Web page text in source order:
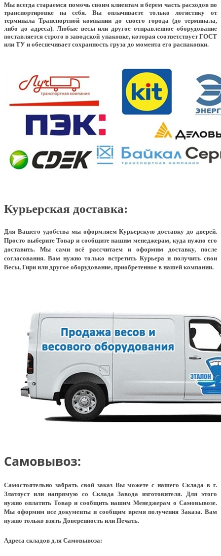
Мы всегда стараемся помочь своим клиентам и берем часть расходов по
транспортировке на себя. Вы оплачиваете только логистику от
терминала Транспортной компании до своего города (до терминала,
либо до адреса). Любые весы или другое отправленное оборудование
поставляется строго в заводской упаковке, которая соответствует ГОСТ
или ТУ и обеспечивает сохранность груза до момента его распаковки.
Курьерская доставка:
Для Вашего удобства мы оформляем Курьерскую доставку до дверей.
Просто выберите Товар и сообщите нашим менеджерам, куда нужно его
доставить. Мы сами всё рассчитаем и оформим доставку, после
согласования. Вам нужно только встретить Курьера и получить свои
Весы, Гири или другое оборудование, приобретенное в нашей компании.
Самовывоз:
Самостоятельно забрать свой заказ Вы можете с нашего Склада в г.
Златоуст или напрямую со Склада Завода изготовителя. Для этого
нужно оплатить Товар и сообщить нашим Менеджерам о Самовывозе.
Мы оформим все документы и сообщим время получения Заказа. Вам
нужно только взять Доверенность или Печать.
Адреса складов для Самовывоза: